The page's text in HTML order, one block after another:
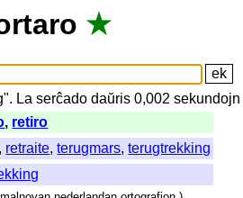
★
La serĉado daŭris 0,002sekundojn
, retiro
retraite,terugmars,terugtrekking